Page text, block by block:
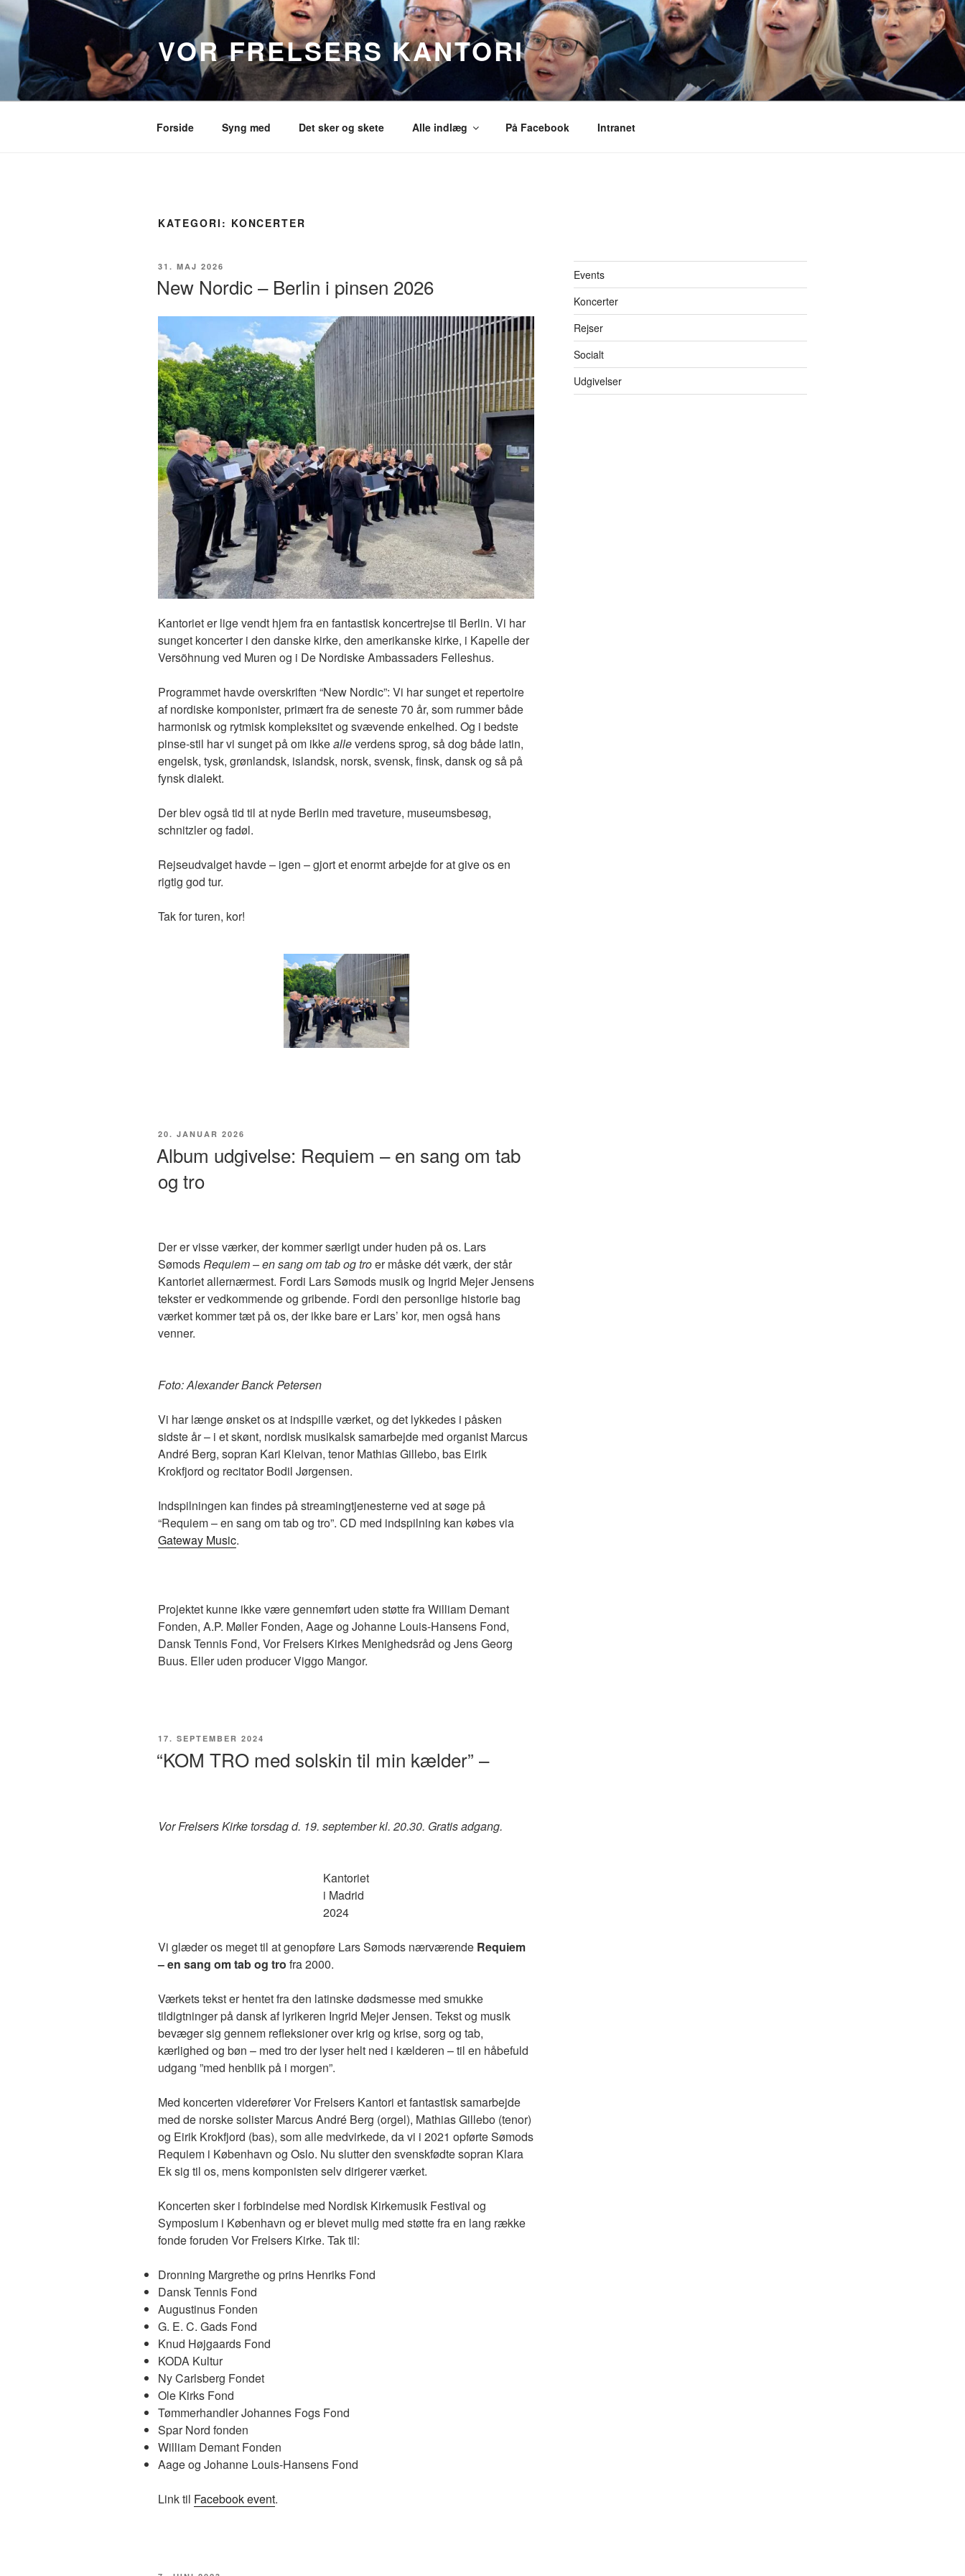
Videre
til
indhold
VOR FRELSERS KANTORI
Forside Syng med Det sker og skete Alle indlæg På Facebook Intranet
KATEGORI: KONCERTER
UDGIVET
31. MAJ 2026
New Nordic – Berlin i pinsen 2026
Kantoriet er lige vendt hjem fra en fantastisk koncertrejse til Berlin. Vi har
sunget koncerter i den danske kirke, den amerikanske kirke, i Kapelle der
Versöhnung ved Muren og i De Nordiske Ambassaders Felleshus.
Programmet havde overskriften “New Nordic”: Vi har sunget et repertoire
af nordiske komponister, primært fra de seneste 70 år, som rummer både
harmonisk og rytmisk kompleksitet og svævende enkelhed. Og i bedste
pinse-stil har vi sunget på om ikkealleverdens sprog, så dog både latin,
engelsk, tysk, grønlandsk, islandsk, norsk, svensk, finsk, dansk og så på
fynsk dialekt.
Der blev også tid til at nyde Berlin med traveture, museumsbesøg,
schnitzler og fadøl.
Rejseudvalget havde – igen – gjort et enormt arbejde for at give os en
rigtig god tur.
Tak for turen, kor!
UDGIVET
20. JANUAR 2026
Album udgivelse: Requiem – en sang om tab
og tro
Der er visse værker, der kommer særligt under huden på os. Lars
SømodsRequiem – en sang om tab og troer måske dét værk, der står
Kantoriet allernærmest. Fordi Lars Sømods musik og Ingrid Mejer Jensens
tekster er vedkommende og gribende. Fordi den personlige historie bag
værket kommer tæt på os, der ikke bare er Lars’ kor, men også hans
venner.
Foto: Alexander Banck Petersen
Vi har længe ønsket os at indspille værket, og det lykkedes i påsken
sidste år – i et skønt, nordisk musikalsk samarbejde med organist Marcus
André Berg, sopran Kari Kleivan, tenor Mathias Gillebo, bas Eirik
Krokfjord og recitator Bodil Jørgensen.
Indspilningen kan findes på streamingtjenesterne ved at søge på
“Requiem – en sang om tab og tro”. CD med indspilning kan købes via
Gateway Music.
Projektet kunne ikke være gennemført uden støtte fra William Demant
Fonden, A.P. Møller Fonden, Aage og Johanne Louis-Hansens Fond,
Dansk Tennis Fond, Vor Frelsers Kirkes Menighedsråd og Jens Georg
Buus. Eller uden producer Viggo Mangor.
UDGIVET
17. SEPTEMBER 2024
“KOM TRO med solskin til min kælder” –
Vor Frelsers Kirke torsdag d. 19. september kl. 20.30. Gratis adgang.
Kantoriet
i Madrid
2024
Vi glæder os meget til at genopføre Lars Sømods nærværende Requiem
– en sang om tab og tro fra 2000.
Værkets tekst er hentet fra den latinske dødsmesse med smukke
tildigtninger på dansk af lyrikeren Ingrid Mejer Jensen. Tekst og musik
bevæger sig gennem refleksioner over krig og krise, sorg og tab,
kærlighed og bøn – med tro der lyser helt ned i kælderen – til en håbefuld
udgang ”med henblik på i morgen”.
Med koncerten viderefører Vor Frelsers Kantori et fantastisk samarbejde
med de norske solister Marcus André Berg (orgel), Mathias Gillebo (tenor)
og Eirik Krokfjord (bas), som alle medvirkede, da vi i 2021 opførte Sømods
Requiem i København og Oslo. Nu slutter den svenskfødte sopran Klara
Ek sig til os, mens komponisten selv dirigerer værket.
Koncerten sker i forbindelse med Nordisk Kirkemusik Festival og
Symposium i København og er blevet mulig med støtte fra en lang række
fonde foruden Vor Frelsers Kirke. Tak til:
Dronning Margrethe og prins Henriks Fond
Dansk Tennis Fond
Augustinus Fonden
G. E. C. Gads Fond
Knud Højgaards Fond
KODA Kultur
Ny Carlsberg Fondet
Ole Kirks Fond
Tømmerhandler Johannes Fogs Fond
Spar Nord fonden
William Demant Fonden
Aage og Johanne Louis-Hansens Fond
Link til Facebook event.
Events
Koncerter
Rejser
Socialt
Udgivelser